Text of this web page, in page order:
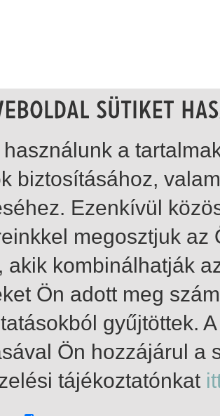
a
biztosításához,
Ezenkívül
megosztjuk
akik kombinálhatják
Ön adott meg
gyűjtöttek.
Ön hozzájárul a
tájékoztatónkat